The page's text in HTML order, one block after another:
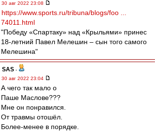
30 авг 2022 23:08
https://www.sports.ru/tribuna/blogs/foo ...
74011.html
"Победу «Спартаку» над «Крыльями» принес
18-летний Павел Мелешин – сын того самого
Мелешина"
SAS -
30 авг 2022 23:04
А чего так мало о
Паше Маслове???
Мне он понравился.
От травмы отошёл.
Более-менее в порядке.